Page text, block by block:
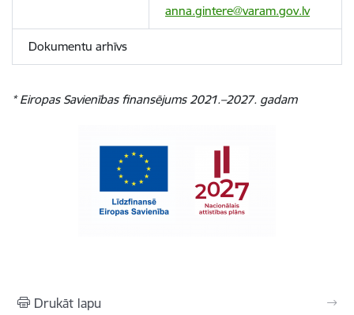
anna.gintere@varam.gov.lv
Dokumentu arhīvs
* Eiropas Savienības finansējums 2021.–2027. gadam
Drukāt lapu